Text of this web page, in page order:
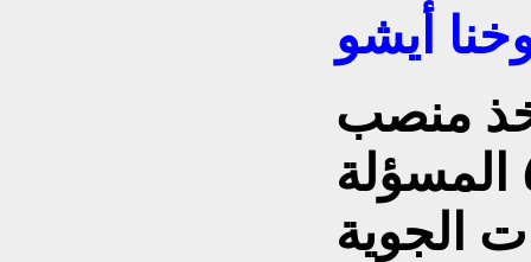
أيشو
منصب
ضابط الاتصالات رقم ٥٦ المسؤلة
الجوية